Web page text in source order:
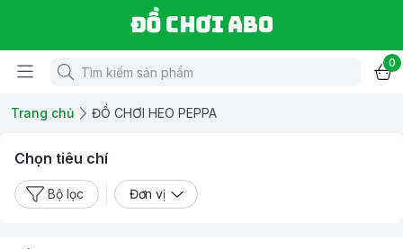
Đồ chơi ABO
0
Trang chủ ĐỒ CHƠI HEO PEPPA
Chọn tiêu chí
Bộ lọc Đơn vị